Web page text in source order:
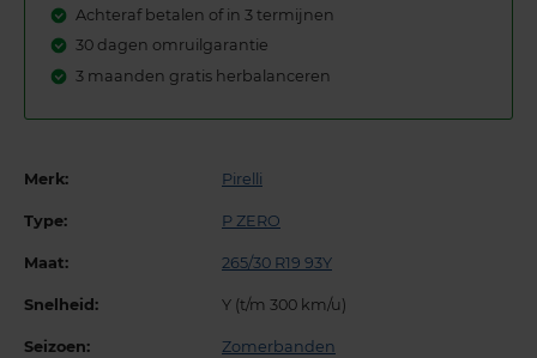
Achteraf betalen of in 3 termijnen
30 dagen omruilgarantie
3 maanden gratis herbalanceren
Merk: Pirelli
Type: P ZERO
Maat: 265/30 R19 93Y
Snelheid: Y (t/m 300 km/u)
Seizoen: Zomerbanden